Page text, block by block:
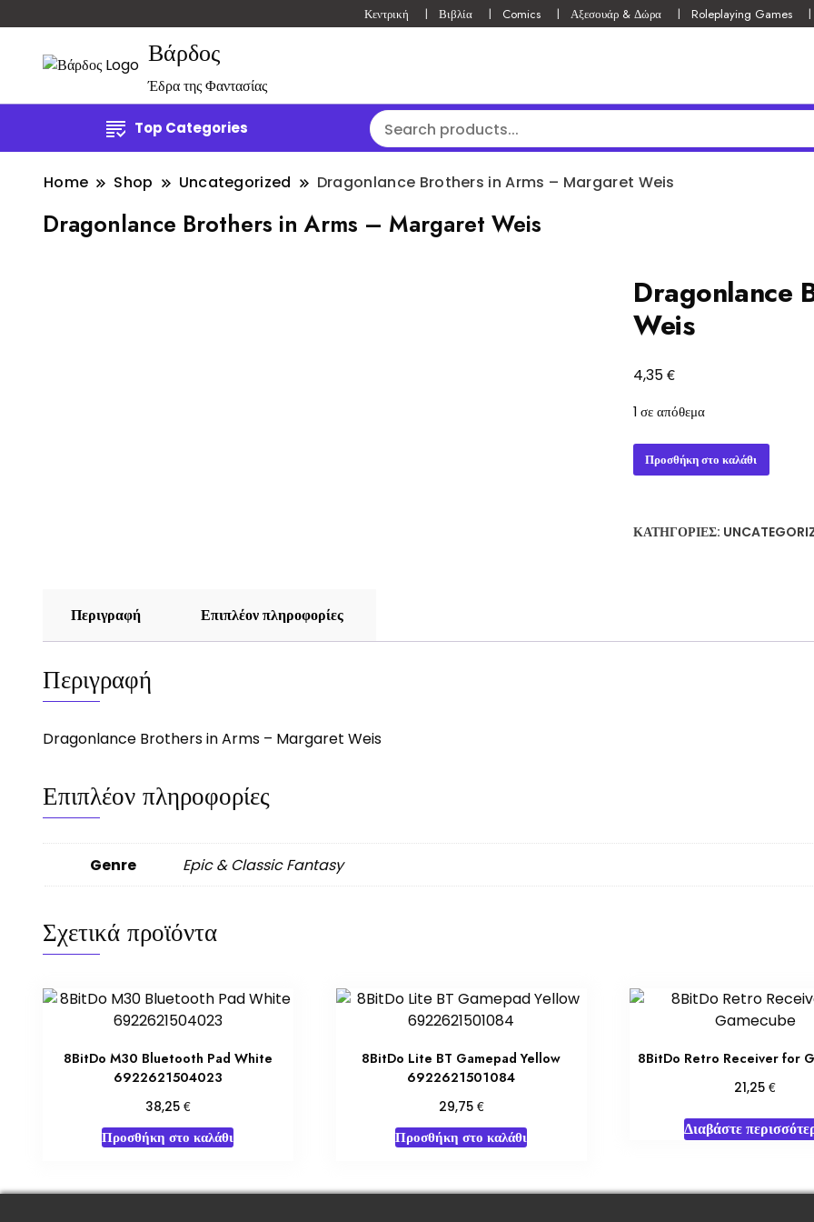
Κεντρική Βιβλία Comics Αξεσουάρ & Δώρα Roleplaying Games
Βάρδος
Έδρα της Φαντασίας
Top Categories
Home Shop Uncategorized Dragonlance Brothers in Arms – Margaret Weis
Dragonlance Brothers in Arms – Margaret Weis
Dragonlance
Weis
4,35€
1 σε απόθεμα
Dragonlance
Brothers
-
Προσθήκη στο καλάθι
ΚΑΤΗΓΟΡΊΕΣ:
Περιγραφή Επιπλέον πληροφορίες
Περιγραφή
Dragonlance Brothers in Arms – Margaret Weis
Επιπλέον πληροφορίες
Genre Epic & Classic Fantasy
Σχετικά προϊόντα
8BitDo M30 Bluetooth Pad White
6922621504023
38,25 €
Προσθήκη στο καλάθι
8BitDo Lite BT Gamepad Yellow
6922621501084
29,75 €
Προσθήκη στο καλάθι
8BitDo Retro Receiver for
21,25€
Διαβάστε